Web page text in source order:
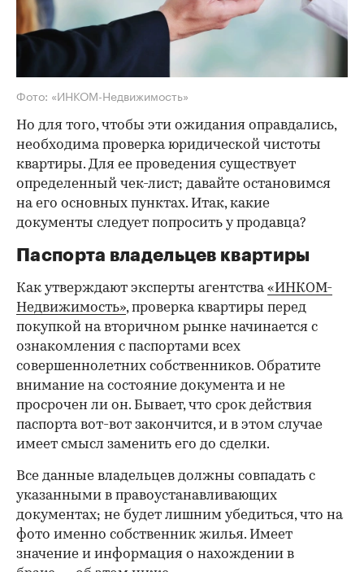
Фото: «ИНКОМ-Недвижимость»
Но для того, чтобы эти ожидания оправдались,
необходима проверка юридической чистоты
квартиры. Для ее проведения существует
определенный чек-лист; давайте остановимся
на его основных пунктах. Итак, какие
документы следует попросить у продавца?
Паспорта владельцев квартиры
Как утверждают эксперты агентства«ИНКОМ-
Недвижимость», проверка квартиры перед
покупкой на вторичном рынке начинается с
ознакомления с паспортами всех
совершеннолетних собственников. Обратите
внимание на состояние документа и не
просрочен ли он. Бывает, что срок действия
паспорта вот-вот закончится, и в этом случае
имеет смысл заменить его до сделки.
Все данные владельцев должны совпадать с
указанными в правоустанавливающих
документах; не будет лишним убедиться, что на
фото именно собственник жилья. Имеет
значение и информация о нахождении в